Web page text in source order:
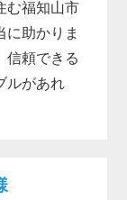
む福知山市
に助かりま
信頼できる
ルがあれ